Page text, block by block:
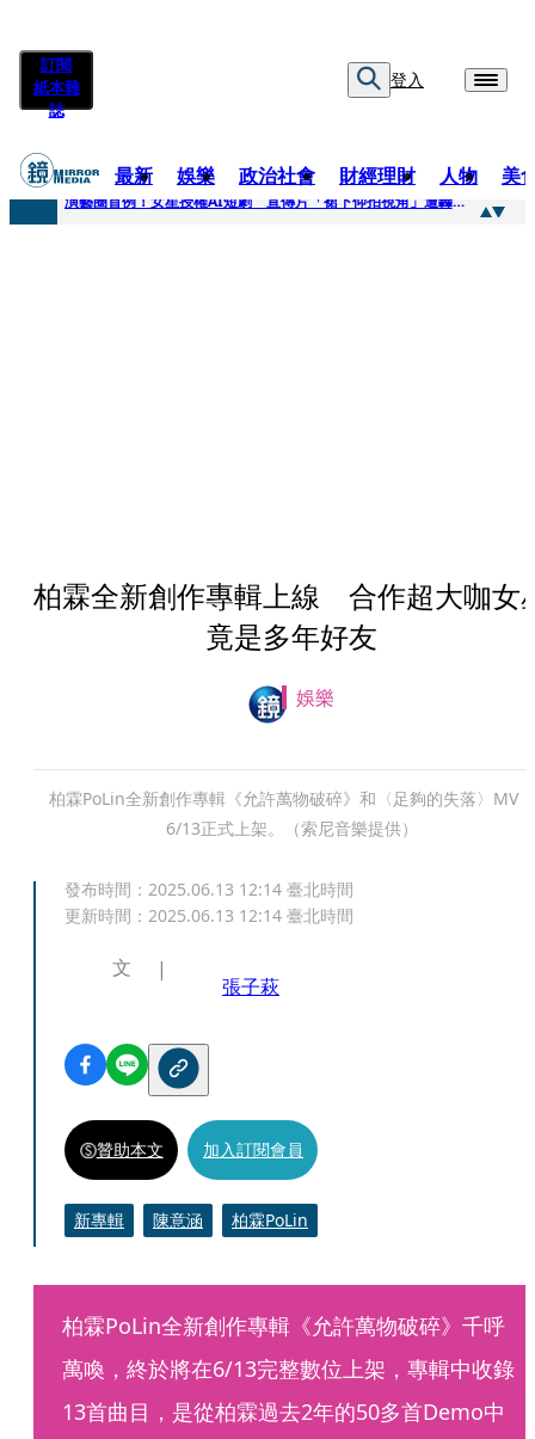
訂閱
紙本雜
誌
登入
最新 娛樂 政治社會 財經理財 人物 美
快訊
演藝圈首例！女星授權AI短劇 宣傳片「裙下仰拍視角」遭轟擦邊：自降身價
柏霖全新創作專輯上線 合作超大咖女
竟是多年好友
娛樂
柏霖PoLin全新創作專輯《允許萬物破碎》和〈足夠的失落〉MV，
6/13正式上架。（索尼音樂提供）
發布時間： 2025.06.13 12:14 臺北時間
更新時間： 2025.06.13 12:14 臺北時間
文
張子萩
贊助本文 加入訂閱會員
新專輯 陳意涵 柏霖PoLin
柏霖PoLin全新創作專輯《允許萬物破碎》千呼
萬喚，終於將在6/13完整數位上架，專輯中收錄
13首曲目，是從柏霖過去2年的50多首Demo中